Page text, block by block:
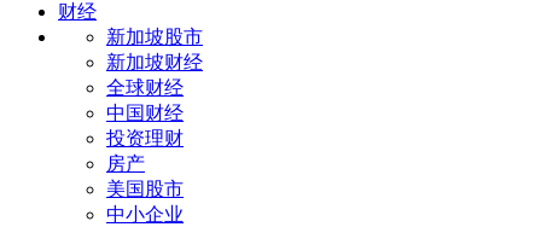
财经
新加坡股市
新加坡财经
全球财经
中国财经
投资理财
房产
美国股市
中小企业